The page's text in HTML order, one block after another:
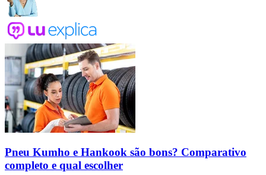
Pneu Kumho e Hankook são bons? Comparativo
completo e qual escolher